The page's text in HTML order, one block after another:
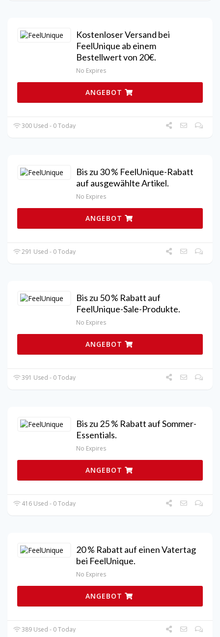
Kostenloser Versand bei
FeelUnique ab einem
Bestellwert von 20€.
No Expires
ANGEBOT
300 Used - 0 Today
Bis zu 30 % FeelUnique-Rabatt
auf ausgewählte Artikel.
No Expires
ANGEBOT
291 Used - 0 Today
Bis zu 50 % Rabatt auf
FeelUnique-Sale-Produkte.
No Expires
ANGEBOT
391 Used - 0 Today
Bis zu 25 % Rabatt auf Sommer-
Essentials.
No Expires
ANGEBOT
416 Used - 0 Today
20 % Rabatt auf einen Vatertag
bei FeelUnique.
No Expires
ANGEBOT
389 Used - 0 Today